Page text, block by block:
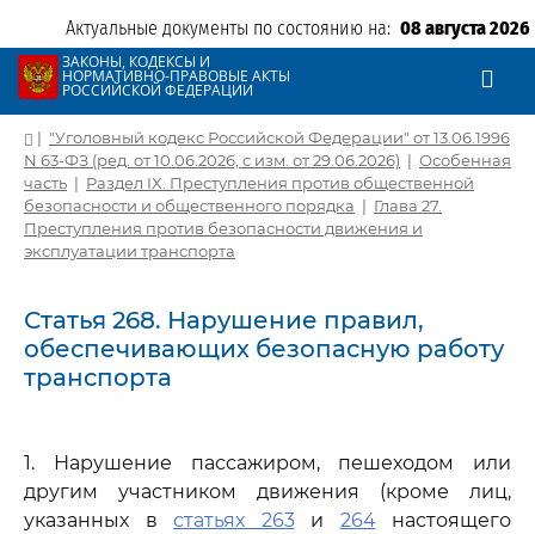
Актуальные документы по состоянию на: 08 августа 2026
ЗАКОНЫ, КОДЕКСЫ И
НОРМАТИВНО-ПРАВОВЫЕ АКТЫ
РОССИЙСКОЙ ФЕДЕРАЦИИ
| "Уголовный кодекс Российской Федерации" от 13.06.1996
N 63-ФЗ (ред. от 10.06.2026, с изм. от 29.06.2026) | Особенная
часть | Раздел IX. Преступления против общественной
безопасности и общественного порядка | Глава 27.
Преступления против безопасности движения и
эксплуатации транспорта
Статья 268. Нарушение правил,
обеспечивающих безопасную работу
транспорта
1. Нарушение пассажиром, пешеходом или
другим участником движения (кроме лиц,
указанных в статьях 263и 264настоящего